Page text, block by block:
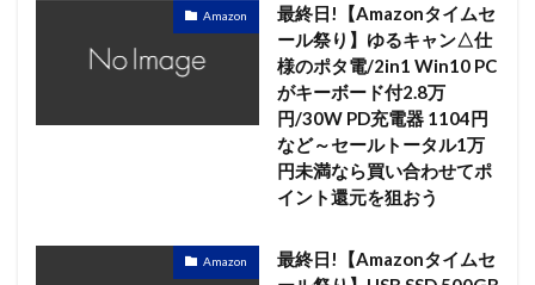
Amazon
最終日!【Amazonタイムセ
ール祭り】ゆるキャン△仕
様のポタ電/2in1 Win10 PC
がキーボード付2.8万
円/30W PD充電器 1104円
など～セールトータル1万
円未満なら買い合わせてポ
イント還元を狙おう
Amazon
最終日!【Amazonタイムセ